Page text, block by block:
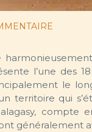
l’une des
le
territoire qui
compte
généralement